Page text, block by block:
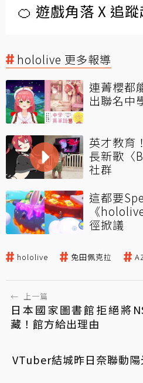
🍊 遊戲角落 X 追
hololive 更多報導
連菁櫻都
出聯名中
英才教育
長新歌〈
社群
這都要
《
徑掀議
hololive 兔田佩克拉
← 上一篇
日本國家圖書館拒絕將
藏！館方給出理由
VTuber結城昨日奈聯動